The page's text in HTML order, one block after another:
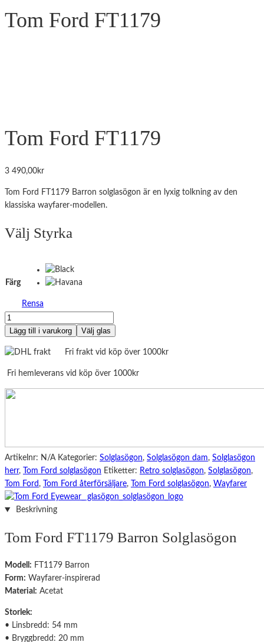
Tom Ford FT1179
Tom Ford FT1179
3 490,00kr
Tom Ford FT1179 Barron solglasögon är en lyxig tolkning av den
klassiska wayfarer-modellen.
Välj Styrka
Färg
Rensa
Tom
Ford
mängd
Lägg till i varukorg Välj glas
Fri frakt vid köp över 1000kr
Fri hemleverans vid köp över 1000kr
Artikelnr: N/A Kategorier: Solglasögon, Solglasögon dam, Solglasögon
herr, Tom Ford solglasögon Etiketter: Retro solglasögon, Solglasögon,
Tom Ford , Tom Ford återförsäljare, Tom Ford solglasögon, Wayfarer
Beskrivning
Tom Ford FT1179 Barron Solglasögon
Modell: FT1179 Barron
Form: Wayfarer-inspirerad
Material: Acetat
Storlek:
• Linsbredd: 54 mm
• Bryggbredd: 20 mm